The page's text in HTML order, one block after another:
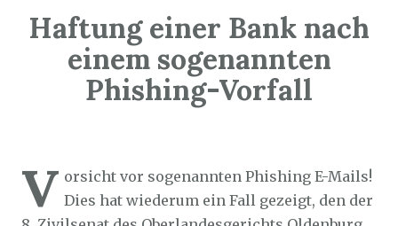
Haftung einer Bank nach
einem sogenannten
Phishing-Vorfall
V orsicht vor sogenannten Phishing E-Mails!
Dies hat wiederum ein Fall gezeigt, den der